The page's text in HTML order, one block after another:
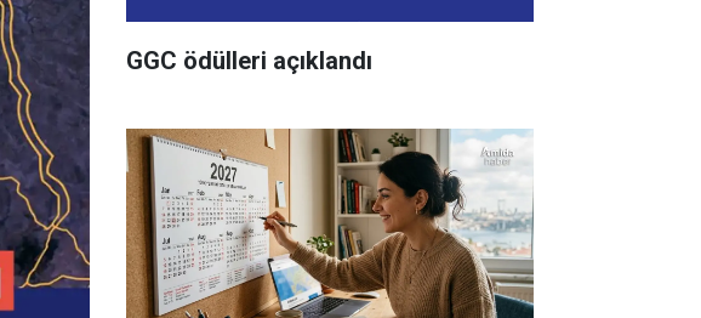
GGC ödülleri açıklandı